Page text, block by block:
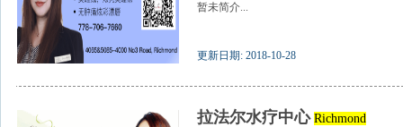
暂未简介...
更新日期: 2018-10-28
拉法尔水疗中心 Richmond